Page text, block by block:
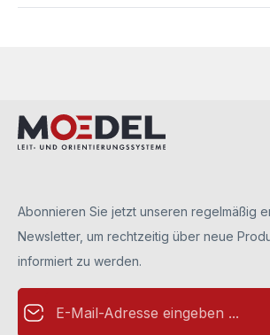
Abonnieren Sie jetzt unseren regelmäßig
Newsletter, um rechtzeitig über neue
informiert zu werden.
E-Mail-Adresse*